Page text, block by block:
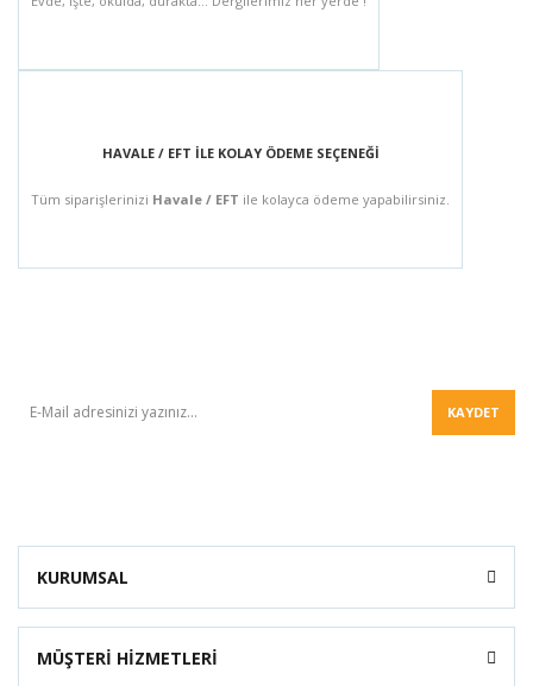
HAVALE / EFT İLE KOLAY ÖDEME SEÇENEĞİ
Tüm siparişlerinizi Havale / EFT ile kolayca ödeme yapabilirsiniz.
KAYDET
KURUMSAL
MÜŞTERİ HİZMETLERİ